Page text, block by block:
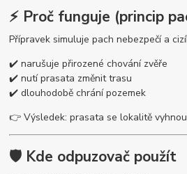
⚡ Proč funguje (princip
Přípravek simuluje pach nebezpečí a
✔️ narušuje přirozené chování zvěře
✔️ nutí prasata změnit trasu
✔️ dlouhodobě chrání pozemek
👉 Výsledek: prasata se lokalitě
🛡️ Kde odpuzovač použít